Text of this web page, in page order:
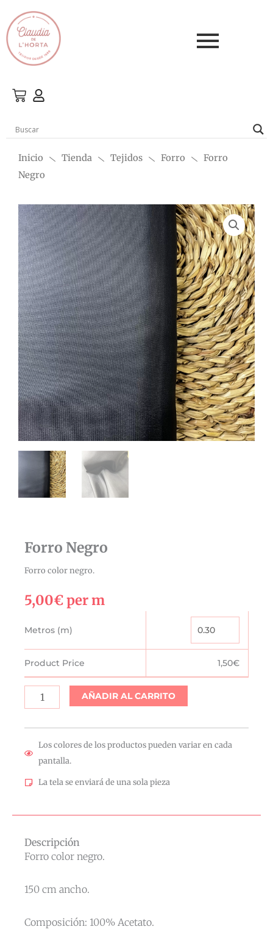
contenido
Inicio Tienda Tejidos Forro
Forro
Negro
Forro Negro
Forro color negro.
5,00€per m
Metros (m)
Product Price 1,50€
Negro
cantidad
AÑADIR AL CARRITO
Los colores de los productos pueden variar en cada
pantalla.
La tela se enviará de una sola pieza
Descripción
Forro color negro.
150 cm ancho.
Composición: 100% Acetato.